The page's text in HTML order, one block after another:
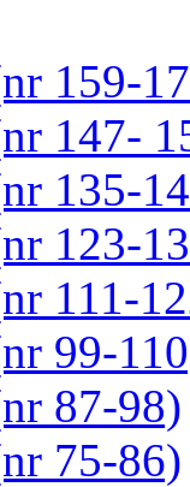
159-
147-
135-
123-
111-
99-
87-98)
75-86)